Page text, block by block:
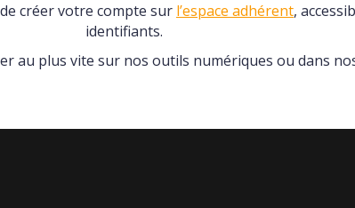
créer votre compte sur l’espace adhérent,
identifiants.
au plus vite sur nos outils numériques ou dans